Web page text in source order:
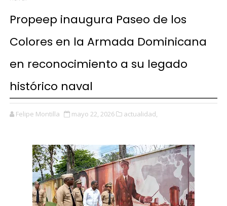
Propeep inaugura Paseo de los
Colores en la Armada Dominicana
en reconocimiento a su legado
histórico naval
Felipe Montilla mayo 22, 2026 actualidad,